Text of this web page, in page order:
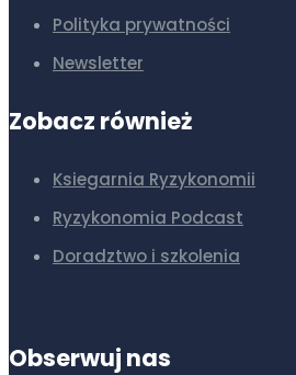
Polityka prywatności
Newsletter
Zobacz również
Ksiegarnia Ryzykonomii
Ryzykonomia Podcast
Doradztwo i szkolenia
Obserwuj nas